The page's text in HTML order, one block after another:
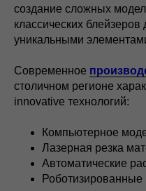
создание сложных
классических
уникальными
Современное
столичном регионе
innovative технологий:
Компьютерное
Лазерная резка
Автоматические